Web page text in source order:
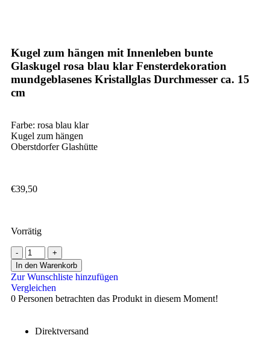
Kugel zum hängen mit Innenleben bunte
Glaskugel rosa blau klar Fensterdekoration
mundgeblasenes Kristallglas Durchmesser ca. 15
cm
Farbe: rosa blau klar
Kugel zum hängen
Oberstdorfer Glashütte
€39,50
Vorrätig
In den Warenkorb
Zur Wunschliste hinzufügen
Vergleichen
0 Personen betrachten das Produkt in diesem Moment!
Direktversand